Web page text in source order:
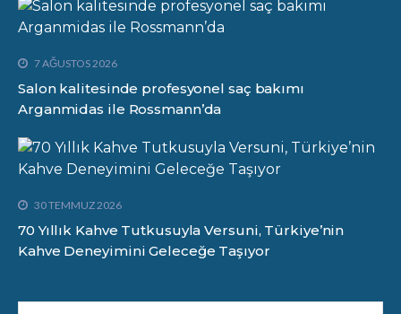
7 AĞUSTOS 2026
Salon kalitesinde profesyonel saç bakımı
Arganmidas ile Rossmann’da
30 TEMMUZ 2026
70 Yıllık Kahve Tutkusuyla Versuni, Türkiye’nin
Kahve Deneyimini Geleceğe Taşıyor